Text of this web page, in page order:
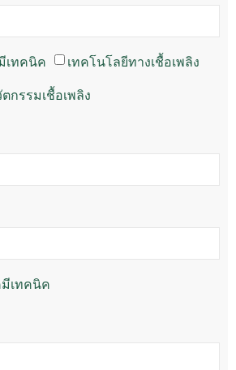
เทคนิค เทคโนโลยีทางเชื้อเพลิง
กรรมเชื้อเพลิง
มีเทคนิค